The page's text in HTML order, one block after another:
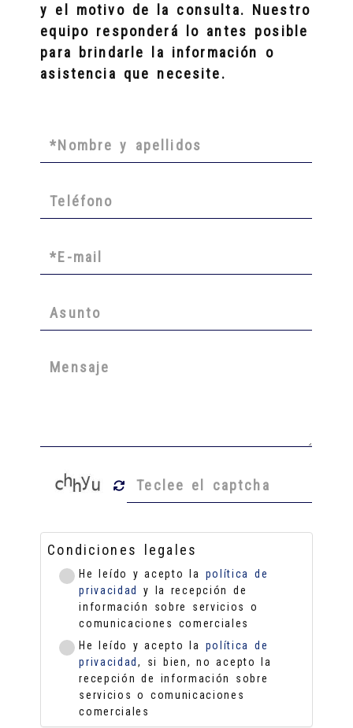
y el motivo de la consulta. Nuestro
equipo responderá lo antes posible
para brindarle la información o
asistencia que necesite.
Condiciones legales
He leído y acepto la política de
privacidad
y la recepción de
información sobre servicios o
comunicaciones comerciales
He leído y acepto la política de
privacidad, si bien, no acepto la
recepción de información sobre
servicios o comunicaciones
comerciales